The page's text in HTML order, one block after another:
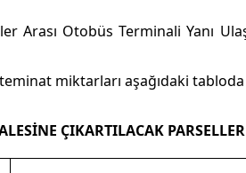
Otobüs Terminali Yanı
miktarları aşağıdaki
ÇIKARTILACAK PARSELLER